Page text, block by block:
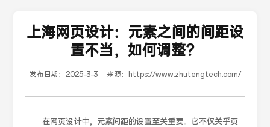
上海网页设计：元素之间的间距设
置不当，如何调整？
发布日期： 2025-3-3 来源： https://www.zhutengtech.com/
在网页设计中，元素间距的设置至关重要。它不仅关乎页